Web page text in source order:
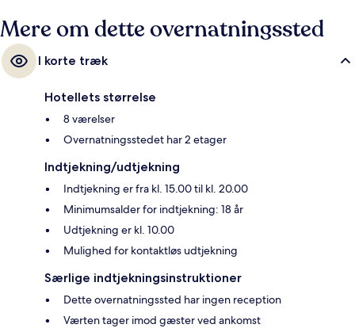
Mere om dette overnatningssted
I korte træk
Hotellets størrelse
8 værelser
Overnatningsstedet har 2 etager
Indtjekning/udtjekning
Indtjekning er fra kl. 15.00 til kl. 20.00
Minimumsalder for indtjekning: 18 år
Udtjekning er kl. 10.00
Mulighed for kontaktløs udtjekning
Særlige indtjekningsinstruktioner
Dette overnatningssted har ingen reception
Værten tager imod gæster ved ankomst